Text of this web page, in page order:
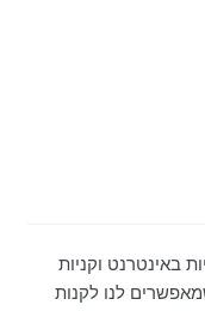
באינטרנט וקניות
לנו לקנות